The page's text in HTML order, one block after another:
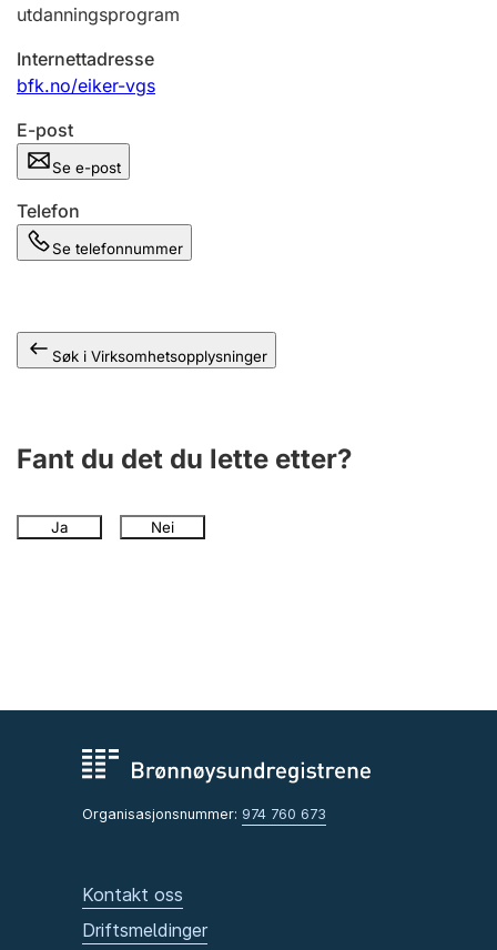
utdanningsprogram
Internettadresse
bfk.no/eiker-vgs
E-post
Se e-post
Telefon
Se telefonnummer
Søk i Virksomhetsopplysninger
Fant du det du lette etter?
Ja Nei
Organisasjonsnummer: 974 760 673
Kontakt oss
Driftsmeldinger